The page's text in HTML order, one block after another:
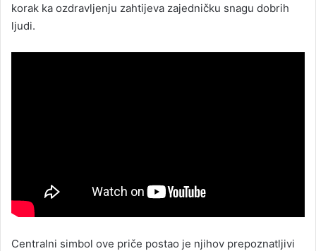
korak ka ozdravljenju zahtijeva zajedničku snagu dobrih
ljudi.
Centralni simbol ove priče postao je njihov prepoznatljivi